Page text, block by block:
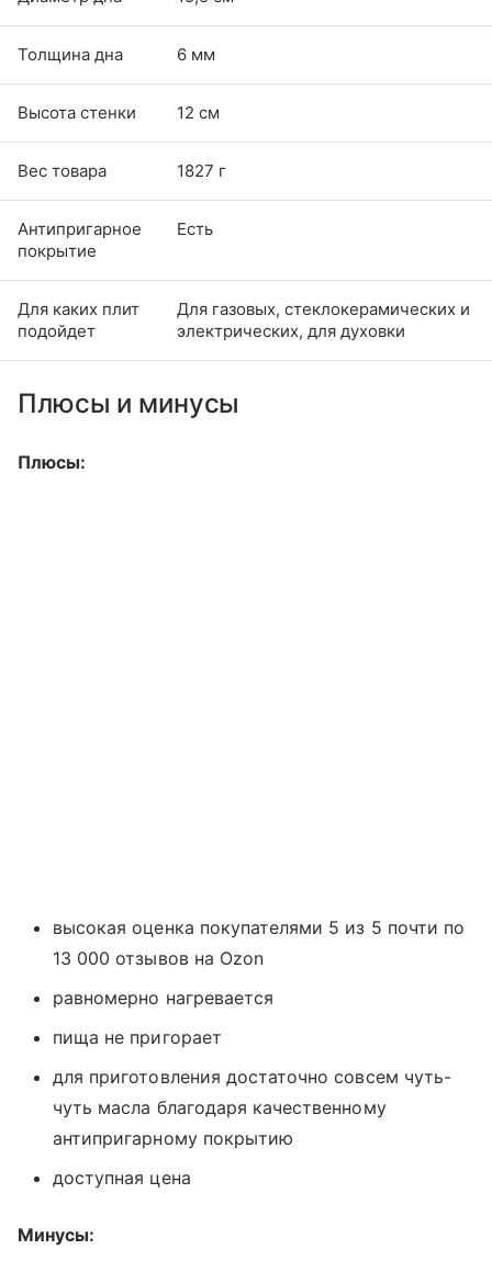
Толщина дна 6 мм
Высота стенки 12 см
Вес товара 1827 г
Антипригарное
покрытие
Есть
Для каких плит
подойдет
Для газовых, стеклокерамических и
электрических, для духовки
Плюсы и минусы
Плюсы:
высокая оценка покупателями 5 из 5 почти по
13 000 отзывов на Ozon
равномерно нагревается
пища не пригорает
для приготовления достаточно совсем чуть-
чуть масла благодаря качественному
антипригарному покрытию
доступная цена
Минусы: